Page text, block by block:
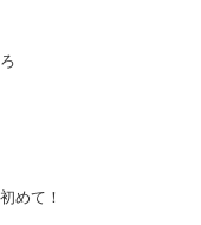
めて！